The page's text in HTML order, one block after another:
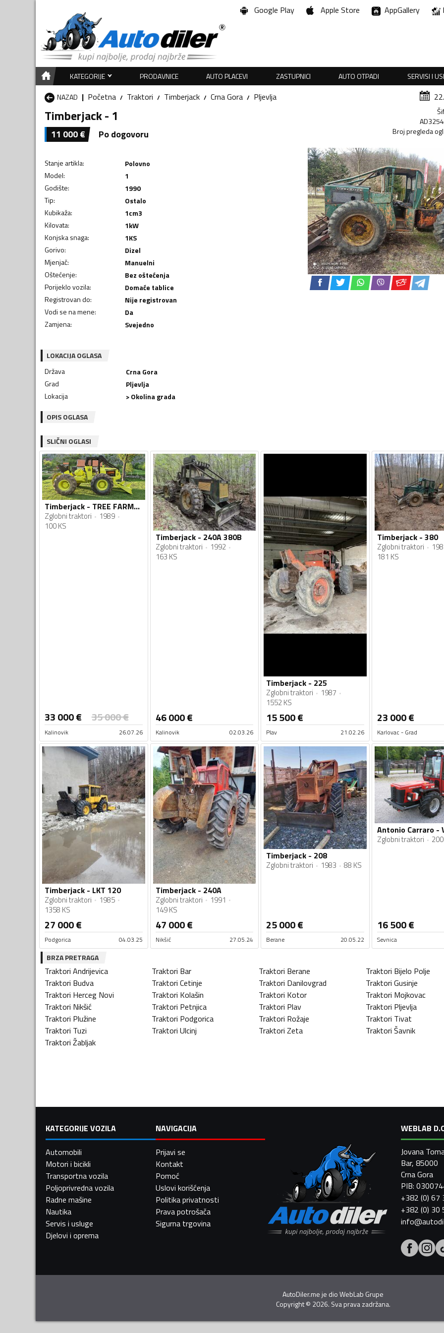
Google Play Apple Store AppGallery
KATEGORIJE PRODAVNICE AUTO PLACEVI ZASTUPNICI AUTO OTPADI
SERVISI I
NAZAD
Početna Traktori Timberjack Crna Gora Pljevlja
Timberjack - 1
11 000€ Po dogovoru
Broj pregleda
Stanje artikla:
Polovno
Model:
1
Godište:
1990
Tip:
Ostalo
Kubikaža: 1cm3
Kilovata: 1kW
Konjska snaga: 1KS
Gorivo:
Dizel
Mjenjač:
Manuelni
Oštećenje:
Bez oštećenja
Porijeklo vozila:
Domaće tablice
Registrovan do:
Nije registrovan
Vodi se na mene:
Da
Zamjena: Svejedno
LOKACIJA OGLASA
Država
Crna Gora
Grad
Pljevlja
Lokacija
> Okolina grada
OPIS OGLASA
SLIČNI OGLASI
Timberjack - TREE FARMER C5D
Zglobni traktori
1989
100 KS
33 000€ 35 000€
Kalinovik 26.07.26
Timberjack - 240A 380B
Zglobni traktori
1992
163 KS
46 000€
Kalinovik 02.03.26
Timberjack - 225
Zglobni traktori
1987
1552 KS
15 500€
Plav 21.02.26
Timberjack - 380
Zglobni traktori
181 KS
23 000€
Karlovac - Grad
Timberjack - LKT 120
Zglobni traktori
1985
1358 KS
27 000€
Podgorica 04.03.25
Timberjack - 240A
Zglobni traktori
1991
149 KS
47 000€
Nikšić 27.05.24
Timberjack - 208
Zglobni traktori 1983 88 KS
25 000€
Berane 20.05.22
Zglobni traktori
16 500€
Sevnica
BRZA PRETRAGA
Traktori Andrijevica Traktori Bar Traktori Berane Traktori Bijelo Polje
Traktori Budva Traktori Cetinje Traktori Danilovgrad Traktori Gusinje
Traktori Herceg Novi Traktori Kolašin Traktori Kotor Traktori Mojkovac
Traktori Nikšić Traktori Petnjica Traktori Plav Traktori Pljevlja
Traktori Plužine Traktori Podgorica Traktori Rožaje Traktori Tivat
Traktori Tuzi Traktori Ulcinj Traktori Zeta Traktori Šavnik
Traktori Žabljak
KATEGORIJE VOZILA
Automobili
Motori i bicikli
Transportna vozila
Poljoprivredna vozila
Radne mašine
Nautika
Servis i usluge
Djelovi i oprema
NAVIGACIJA
Prijavi se
Kontakt
Pomoć
Uslovi korišćenja
Politika privatnosti
Prava potrošača
Sigurna trgovina
WEBLAB
Jovana
Bar, 85000
Crna Gora
PIB:
+382 (0) 67
+382 (0) 30
AutoDiler.me je dioWebLab Grupe
Copyright© 2026. Sva prava zadržana.